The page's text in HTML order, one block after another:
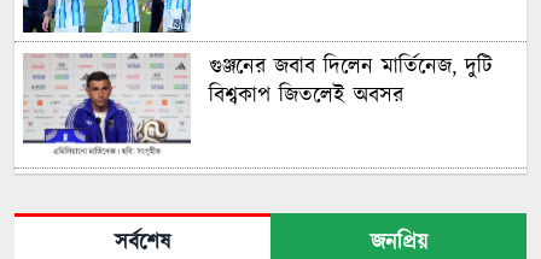
গুঞ্জনের জবাব দিলেন মার্তিনেজ, দুটি
বিশ্বকাপ জিতলেই অবসর
সর্বশেষ
জনপ্রিয়